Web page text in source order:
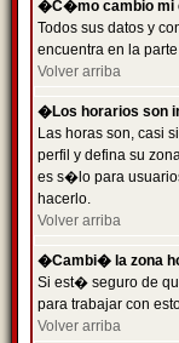
�C�mo cambio mi
Todos sus datos y
encuentra en la
Volver arriba
�Los horarios son
Las horas son, casi
perfil y defina su
es s�lo para
hacerlo.
Volver arriba
�Cambi� la zona
Si est� seguro de
para trabajar con
Volver arriba